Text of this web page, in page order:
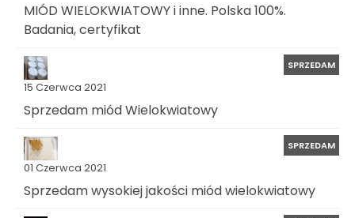
MIÓD WIELOKWIATOWY i inne. Polska 100%.
Badania, certyfikat
15 Czerwca 2021
SPRZEDAM
Sprzedam miód Wielokwiatowy
01 Czerwca 2021
SPRZEDAM
Sprzedam wysokiej jakości miód wielokwiatowy